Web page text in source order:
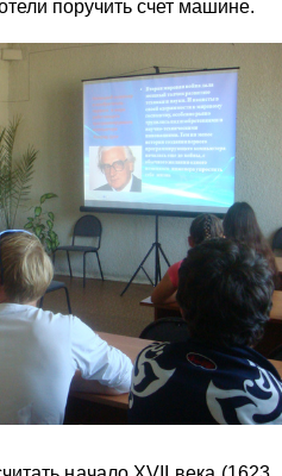
поручить счет машине.